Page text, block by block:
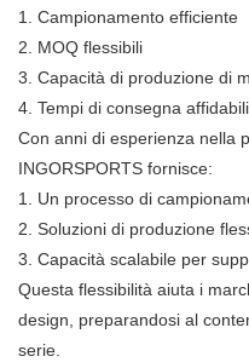
1. Campionamento efficiente
2. MOQ flessibili
3. Capacità di produzione di
4. Tempi di consegna affidabili
Con anni di esperienza nella
INGORSPORTS fornisce:
1. Un processo di
2. Soluzioni di produzione
3. Capacità scalabile per
Questa flessibilità aiuta i
design, preparandosi al
serie.